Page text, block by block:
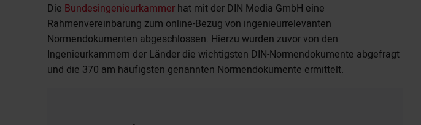
Die Bundesingenieurkammer hat mit der DIN Media GmbH eine
Rahmenvereinbarung zum online-Bezug von ingenieurrelevanten
Normendokumenten abgeschlossen. Hierzu wurden zuvor von den
Ingenieurkammern der Länder die wichtigsten DIN-Normendokumente abgefragt
und die 370 am häufigsten genannten Normendokumente ermittelt.